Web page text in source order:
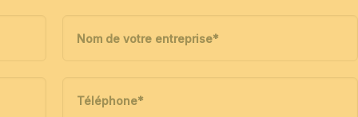
Nom de votre entreprise*
Téléphone*